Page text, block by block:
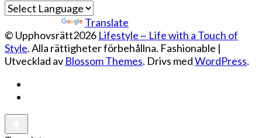
Translate
© Upphovsrätt2026 Lifestyle ~ Life with a Touch of
Style. Alla rättigheter förbehållna. Fashionable |
Utvecklad av Blossom Themes. Drivs medWordPress.